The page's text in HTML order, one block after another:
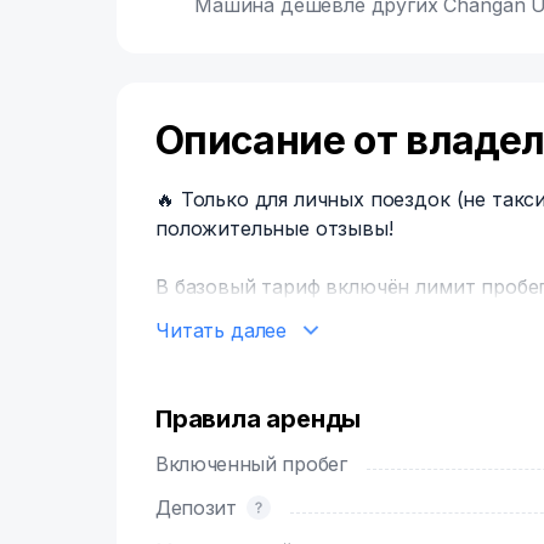
Машина дешевле других Changan
Описание от
🔥 Только для личных поездок (не
положительные отзывы!
В базовый тариф включён лимит
рублей.
ДТП, угона или ущерба автомобилю
размером франшизы (подробнее в
Читать далее
Правила аренды
Включенный пробег
Депозит